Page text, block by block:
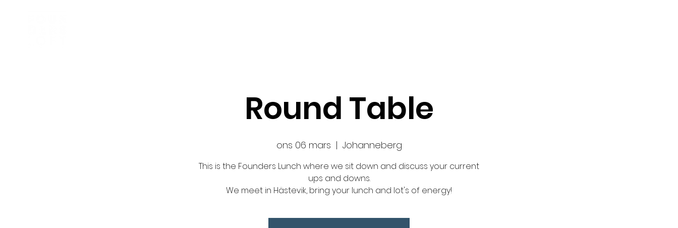
Round Table
ons 06 mars
  |
Johanneberg
This is the Founders Lunch where we sit down and discuss your current
ups and downs.
We meet in Hästevik, bring your lunch and lot's of energy!